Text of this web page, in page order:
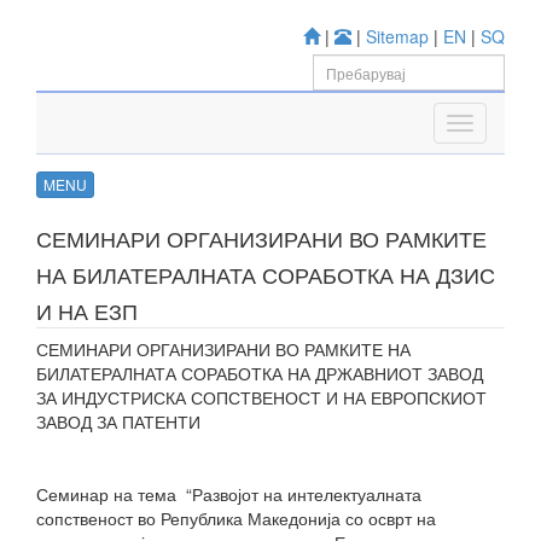
| | Sitemap | EN | SQ
MENU
СЕМИНАРИ ОРГАНИЗИРАНИ ВО РАМКИТЕ
НА БИЛАТЕРАЛНАТА СОРАБОТКА НА ДЗИС
И НА ЕЗП
СЕМИНАРИ ОРГАНИЗИРАНИ ВО РАМКИТЕ НА
БИЛАТЕРАЛНАТА СОРАБОТКА НА ДРЖАВНИОТ ЗАВОД
ЗА ИНДУСТРИСКА СОПСТВЕНОСТ И НА ЕВРОПСКИОТ
ЗАВОД ЗА ПАТЕНТИ
Семинар на тема “Развојот на интелектуалната
сопственост во Република Македонија со осврт на